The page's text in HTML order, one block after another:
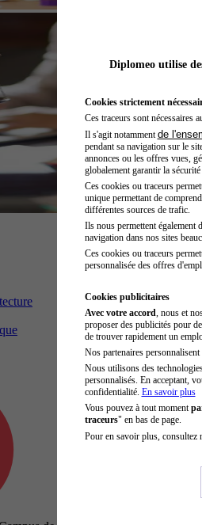
Diplomeo utilise
Cookies strictement
Ces traceurs sont nécessaires
Il s'agit notamment de
pendant sa navigation sur le
annonces ou les offres vues,
globalement garantir la
Ces cookies ou traceurs
unique permettant de
différentes sources de trafic.
Ils nous permettent également
navigation dans nos sites
Ces cookies ou traceurs
personnalisée des offres
Cookies publicitaires
Avec votre accord , nous et
proposer des publicités pour
de trouver rapidement un
Nos partenaires
Nous utilisons des
personnalisés. En acceptant,
confidentialité. En savoir plus
Vous pouvez à tout moment
traceurs" en bas de page.
Pour en savoir plus, consultez